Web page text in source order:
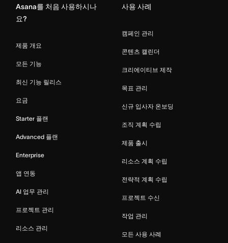
Asana를 처음 사용하시나
요?
제품 개요
모든 기능
최신 기능 릴리스
요금
Starter 플랜
Advanced 플랜
Enterprise
앱 연동
AI 업무 관리
프로젝트 관리
리소스 관리
사용 사례
캠페인 관리
콘텐츠 캘린더
크리에이티브 제작
목표 관리
신규 입사자 온보딩
조직 계획 수립
제품 출시
리소스 계획 수립
전략적 계획 수립
프로젝트 수신
작업 관리
모든 사용 사례